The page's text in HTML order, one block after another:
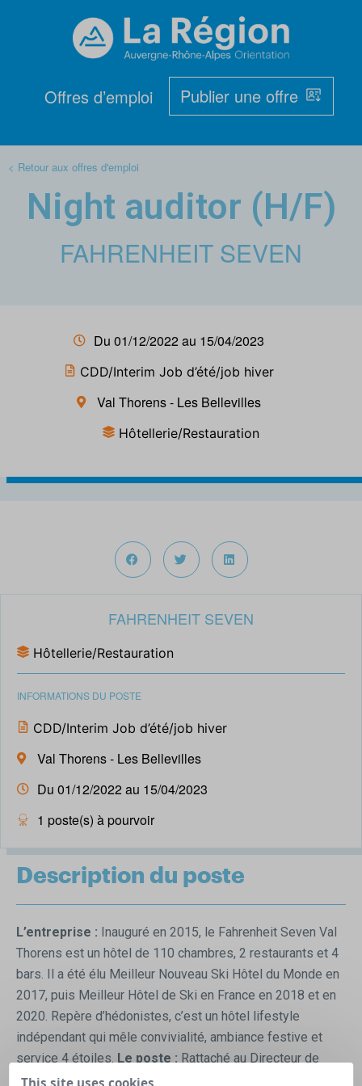
Offres d’emploi Publier une offre
< Retour aux offres d'emploi
Night auditor (H/F)
FAHRENHEIT SEVEN
Du 01/12/2022 au 15/04/2023
CDD/Interim Job d’été/job hiver
Val Thorens - Les Bellevilles
Hôtellerie/Restauration
FAHRENHEIT SEVEN
Hôtellerie/Restauration
INFORMATIONS DU POSTE
CDD/Interim Job d’été/job hiver
Val Thorens - Les Bellevilles
Du 01/12/2022 au 15/04/2023
1 poste(s) à pourvoir
Description du poste
L’entreprise : Inauguré en 2015, le Fahrenheit Seven Val
Thorens est un hôtel de 110 chambres, 2 restaurants et 4
bars. Il a été élu Meilleur Nouveau Ski Hôtel du Monde en
2017, puis Meilleur Hôtel de Ski en France en 2018 et en
2020. Repère d’hédonistes, c’est un hôtel lifestyle
indépendant qui mêle convivialité, ambiance festive et
service 4 étoiles. Le poste : Rattaché au Directeur de
l’hôtel et à la Première de Réception, vous êtes en charge
This site uses cookies,